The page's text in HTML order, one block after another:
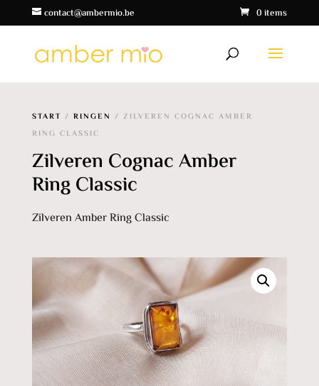
contact@ambermio.be 0 items
START / RINGEN / ZILVEREN COGNAC AMBER
RING CLASSIC
Zilveren Cognac Amber
Ring Classic
Zilveren Amber Ring Classic